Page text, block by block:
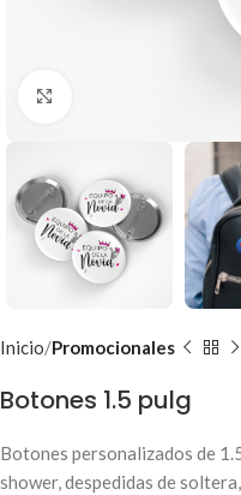
Inicio Promocionales
Botones 1.5 pulg
Botones personalizados de
shower, despedidas de